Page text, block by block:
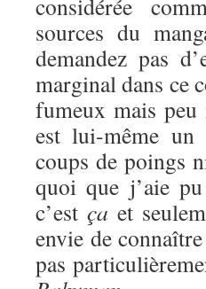
considérée
sources du
demandez pas
marginal dans ce
fumeux mais peu
est lui-même un
coups de poings
quoi que j’aie
c’estça et
envie de
pas